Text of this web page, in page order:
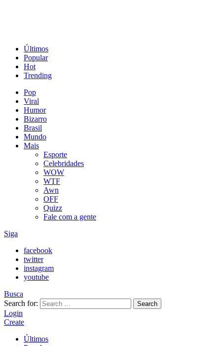
Últimos
Popular
Hot
Trending
Pop
Viral
Humor
Bizarro
Brasil
Mundo
Mais
Esporte
Celebridades
WOW
WTF
Awn
OFF
Quizz
Fale com a gente
Siga
facebook
twitter
instagram
youtube
Busca
Search for:
Search
Login
Create
Últimos